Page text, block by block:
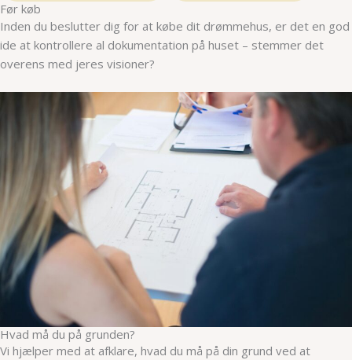
Før køb
Inden du beslutter dig for at købe dit drømmehus, er det en god
ide at kontrollere al dokumentation på huset – stemmer det
overens med jeres visioner?
Hvad må du på grunden?
Vi hjælper med at afklare, hvad du må på din grund ved at